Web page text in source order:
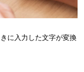
に入力した文字が変換